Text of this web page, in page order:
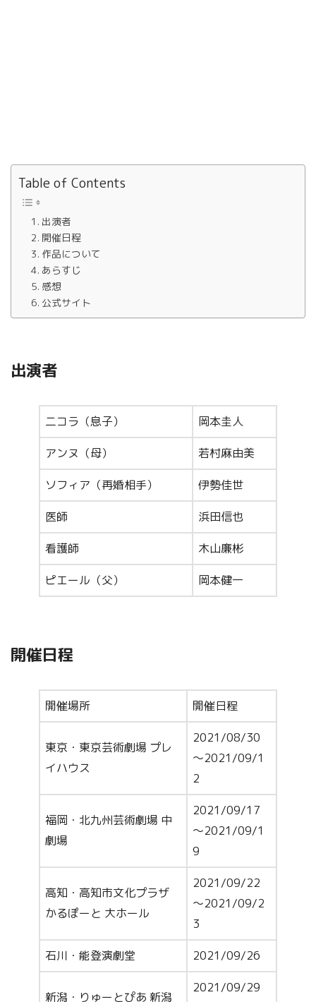
Table of Contents
出演者
開催日程
作品について
あらすじ
感想
公式サイト
出演者
二コラ（息子） 岡本圭人
アンヌ（母） 若村麻由美
ソフィア（再婚相手） 伊勢佳世
医師 浜田信也
看護師 木山廉彬
ピエール（父） 岡本健一
開催日程
開催場所 開催日程
東京・東京芸術劇場 プレ
イハウス
2021/08/30
～2021/09/1
2
福岡・北九州芸術劇場 中
劇場
2021/09/17
～2021/09/1
9
高知・高知市文化プラザ
かるぽーと 大ホール
2021/09/22
～2021/09/2
3
石川・能登演劇堂 2021/09/26
新潟・りゅーとぴあ 新潟
2021/09/29